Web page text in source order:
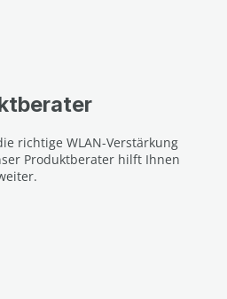
richtige WLAN-Verstärkung
Produktberater hilft Ihnen